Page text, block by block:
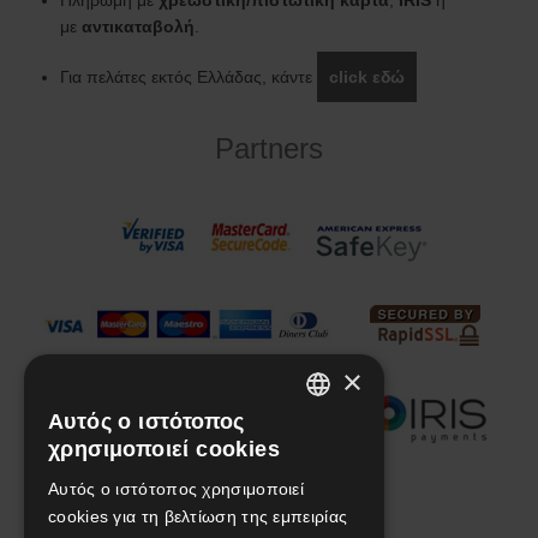
με αντικαταβολή.
Για πελάτες εκτός Ελλάδας, κάντε click εδώ
Partners
We are social!
×
Αυτός ο ιστότοπος
χρησιμοποιεί cookies
Αυτός ο ιστότοπος χρησιμοποιεί
cookies για τη βελτίωση της εμπειρίας